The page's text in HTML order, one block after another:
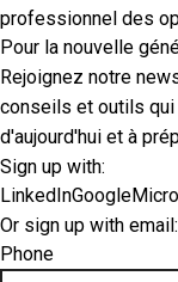
professionnel des
Pour la nouvelle
Rejoignez notre
conseils et outils
d'aujourd'hui et à
Sign up with:
LinkedInGoogle
Or sign up with email:
Phone